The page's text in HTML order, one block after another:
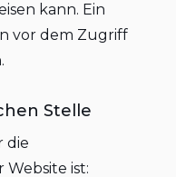
kann. Ein
vor dem Zugriff
Stelle
die
ist: